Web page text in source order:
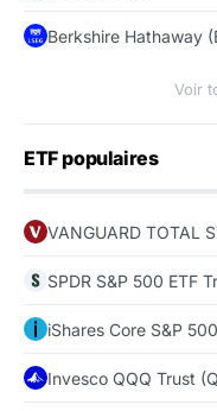
Berkshire Hathaway
Voir
ETF populaires
VANGUARD TOTAL
SPDR S&P 500 ETF
iShares Core S&P
Invesco QQQ Trust